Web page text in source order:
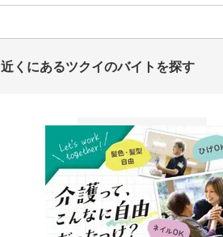
近くにあるツクイのバイトを探す